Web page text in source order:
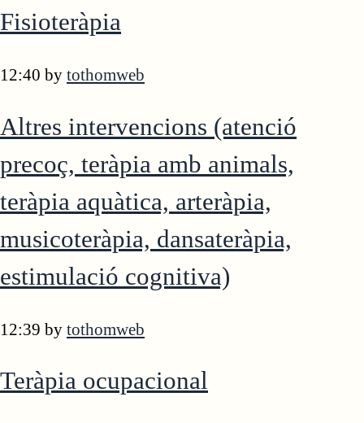
Fisioteràpia
12:40 by tothomweb
Altres intervencions (atenció
precoç, teràpia amb animals,
teràpia aquàtica, arteràpia,
musicoteràpia, dansateràpia,
estimulació cognitiva)
12:39 by tothomweb
Teràpia ocupacional